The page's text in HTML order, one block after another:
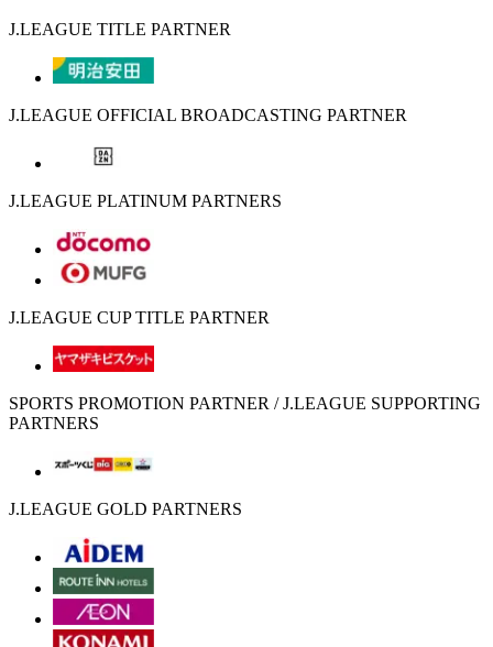
J.LEAGUE TITLE PARTNER
J.LEAGUE OFFICIAL BROADCASTING PARTNER
J.LEAGUE PLATINUM PARTNERS
J.LEAGUE CUP TITLE PARTNER
SPORTS PROMOTION PARTNER / J.LEAGUE SUPPORTING
PARTNERS
J.LEAGUE GOLD PARTNERS